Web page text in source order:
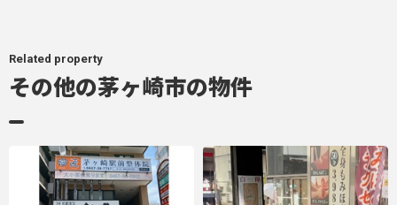
Related property
その他の茅ヶ崎市の物件